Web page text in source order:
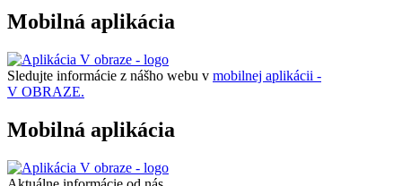
Mobilná aplikácia
Sledujte informácie z nášho webu v mobilnej aplikácii -
V OBRAZE.
Mobilná aplikácia